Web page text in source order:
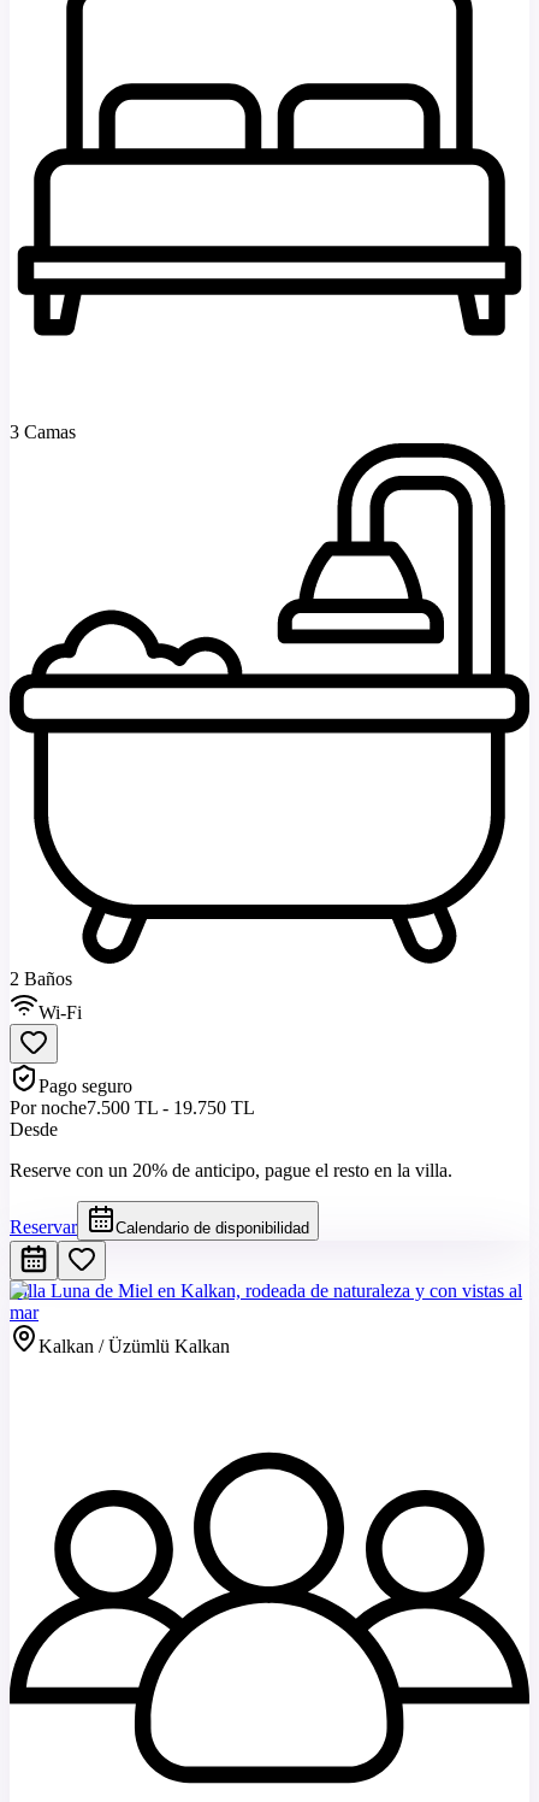
3 Camas
2 Baños
Wi-Fi
Pago seguro
Por noche7.500 TL - 19.750 TL
Desde
Reserve con un 20% de anticipo, pague el resto en la villa.
Reservar Calendario de disponibilidad
Villa Luna de Miel en Kalkan, rodeada de naturaleza y con vistas al
mar
Kalkan / Üzümlü Kalkan